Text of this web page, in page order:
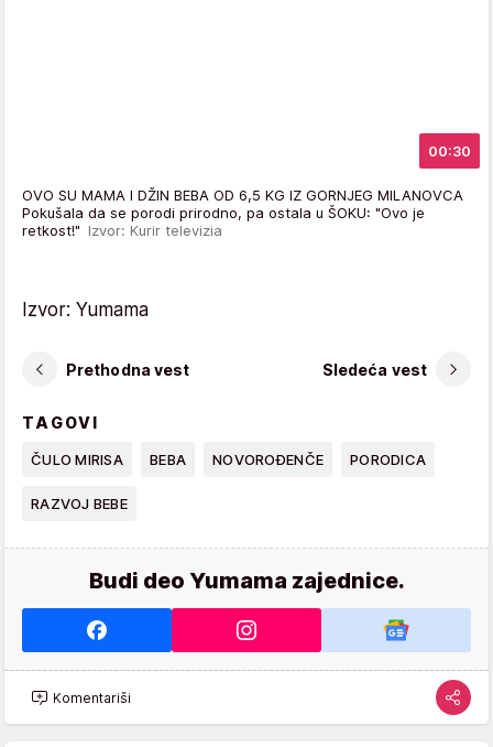
00:30
OVO SU MAMA I DŽIN BEBA OD 6,5 KG IZ GORNJEG MILANOVCA
Pokušala da se porodi prirodno, pa ostala u ŠOKU: "Ovo je
retkost!" Izvor: Kurir televizia
Izvor: Yumama
Prethodna vest Sledeća vest
TAGOVI
ČULO MIRISA BEBA NOVOROĐENČE PORODICA
RAZVOJ BEBE
Budi deo Yumama zajednice.
Komentariši